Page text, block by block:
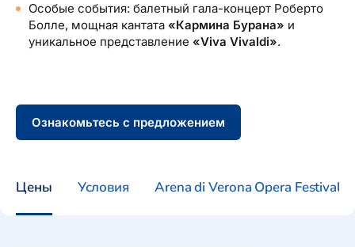
Особые события: балетный гала-концерт Роберто
Болле, мощная кантата «Кармина Бурана» и
уникальное представление «Viva Vivaldi».
Ознакомьтесь с предложением
Цены Условия Arena di Verona Opera